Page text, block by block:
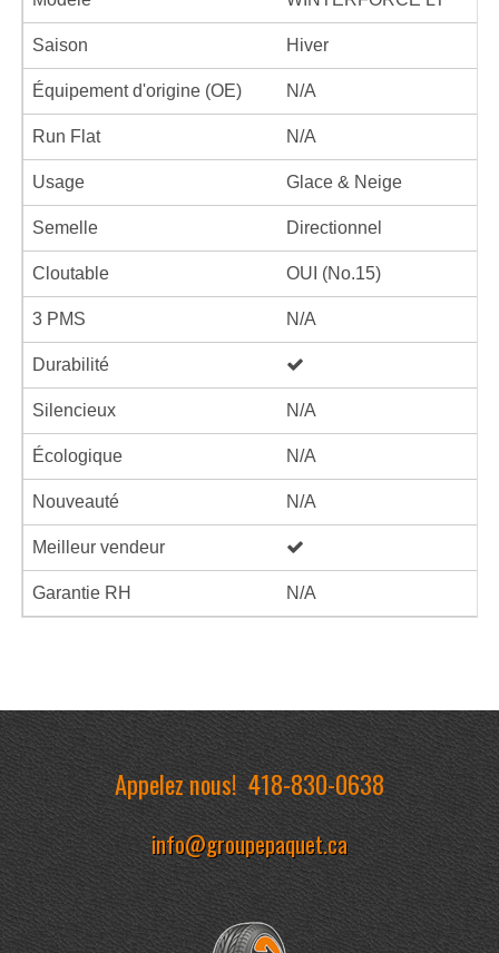
Saison Hiver
Équipement d'origine (OE) N/A
Run Flat N/A
Usage Glace & Neige
Semelle Directionnel
Cloutable OUI (No.15)
3 PMS N/A
Durabilité
Silencieux N/A
Écologique N/A
Nouveauté N/A
Meilleur vendeur
Garantie RH N/A
Appelez nous!418-830-0638
info@groupepaquet.ca